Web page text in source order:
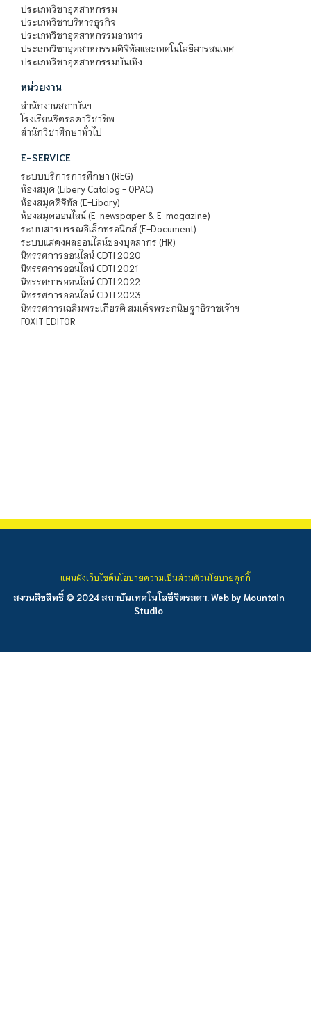
ประเภทวิชาอุตสาหกรรม
ประเภทวิชาบริหารธุรกิจ
ประเภทวิชาอุตสาหกรรมอาหาร
ประเภทวิชาอุตสาหกรรมดิจิทัลและเทคโนโลยีสารสนเทศ
ประเภทวิชาอุตสาหกรรมบันเทิง
หน่วยงาน
สำนักงานสถาบันฯ
โรงเรียนจิตรลดาวิชาชีพ
สำนักวิชาศึกษาทั่วไป
E-SERVICE
ระบบบริการการศึกษา (REG)
ห้องสมุด (Libery Catalog - OPAC)
ห้องสมุดดิจิทัล (E-Libary)
ห้องสมุดออนไลน์ (E-newspaper & E-magazine)
ระบบสารบรรณอิเล็กทรอนิกส์ (E-Document)
ระบบแสดงผลออนไลน์ของบุคลากร (HR)
นิทรรศการออนไลน์ CDTI 2020
นิทรรศการออนไลน์ CDTI 2021
นิทรรศการออนไลน์ CDTI 2022
นิทรรศการออนไลน์ CDTI 2023
นิทรรศการเฉลิมพระเกียรติ สมเด็จพระกนิษฐาธิราชเจ้าฯ
FOXIT EDITOR
สงวนลิขสิทธิ์ © 2024 สถาบันเทคโนโลยีจิตรลดา. Web by Mountain
Studio
แผนผังเว็บไซต์นโยบายความเป็นส่วนตัวนโยบายคุกกี้